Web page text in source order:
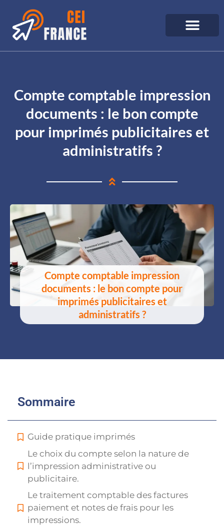
Compte comptable impression
documents : le bon compte
pour imprimés publicitaires et
administratifs ?
Compte comptable impression
documents : le bon compte pour
imprimés publicitaires et
administratifs ?
Sommaire
Guide pratique imprimés
Le choix du compte selon la nature de
l’impression administrative ou
publicitaire.
Le traitement comptable des factures
paiement et notes de frais pour les
impressions.